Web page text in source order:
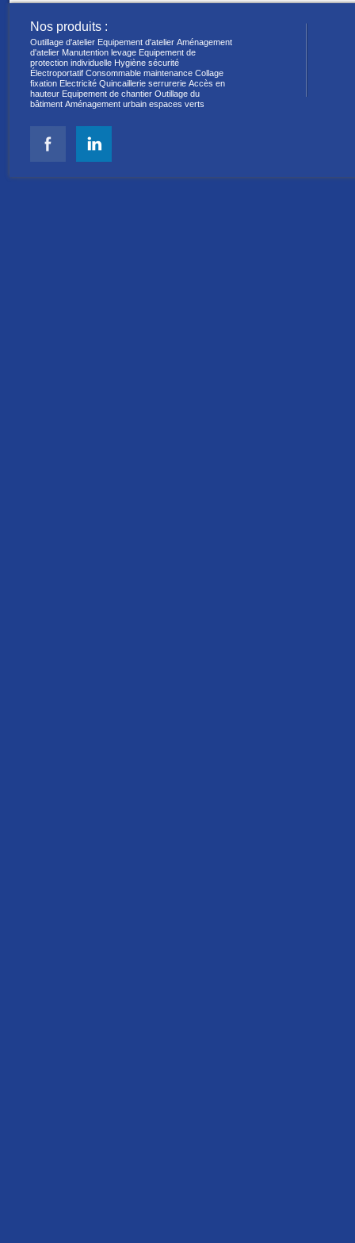
Nos produits :
Outillage d'atelier Equipement d'atelier Aménagement
d'atelier Manutention levage Equipement de
protection individuelle Hygiène sécurité
Électroportatif Consommable maintenance Collage
fixation Electricité Quincaillerie serrurerie Accès en
hauteur Equipement de chantier Outillage du
bâtiment Aménagement urbain espaces verts